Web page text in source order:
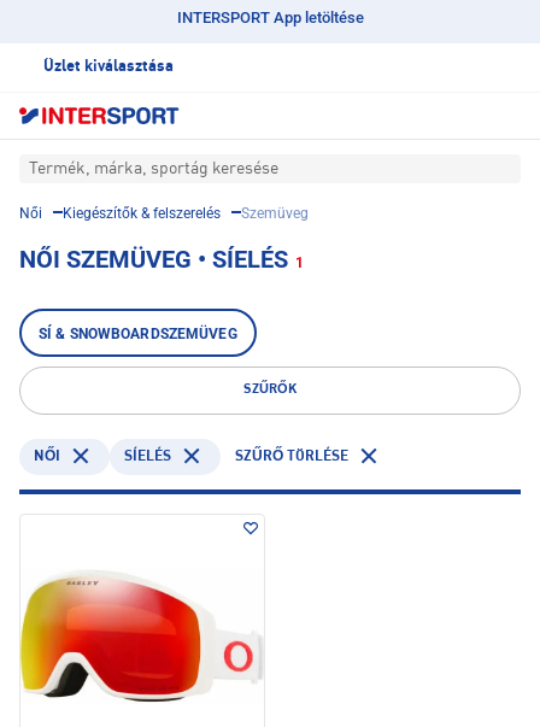
INTERSPORT App letöltése
Üzlet kiválasztása
Termék, márka, sportág keresése
Női Kiegészítők & felszerelés Szemüveg
NŐI SZEMÜVEG • SÍELÉS 1
SÍ & SNOWBOARDSZEMÜVEG
SZŰRŐK
NŐI SÍELÉS SZŰRŐ TÖRLÉSE